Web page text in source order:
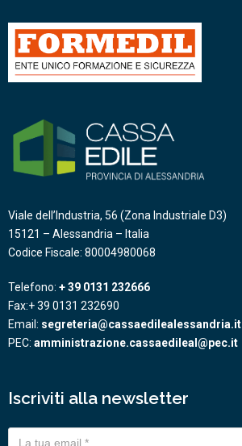
Viale dell’Industria, 56 (Zona Industriale D3)
15121 – Alessandria – Italia
Codice Fiscale: 80004980068
Telefono: + 39 0131 232666
Fax:+ 39 0131 232690
Email: segreteria@cassaedilealessandria.it
PEC: amministrazione.cassaedileal@pec.it
Iscriviti alla newsletter